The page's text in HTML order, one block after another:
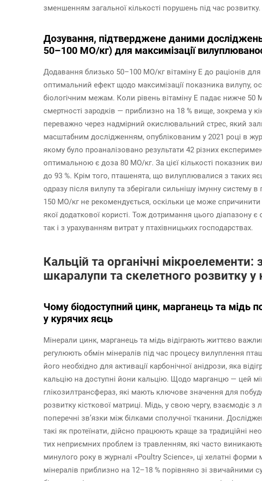
зменшенням загальної кількості порушень під час розвитку.
Дозування, підтверджене даними
50–100 МО/кг) для максимізації
Додавання близько 50–100 МО/кг вітаміну Е до раціонів
оптимальний ефект щодо максимізації показника вилупу,
біологічним межам. Коли рівень вітаміну Е падає нижче 50
смертності зародків — приблизно на 18 % вище, зокрема у
переважно через надмірний окислювальний стрес, який
масштабним дослідженням, опублікованим у 2021 році в
якому було проаналізовано результати 42 різних
оптимальною є доза 80 МО/кг. За цієї кількості показник
до 93 %. Крім того, пташенята, що вилуплювалися з таких
одразу після вилупу та зберігали сильнішу імунну
150 МО/кг не рекомендується, оскільки це може
якої додаткової користі. Тож дотримання цього діапазону є
так і з урахуванням витрат у птахівницьких господарствах.
Кальцій та органічні мікроелементи:
шкаралупи та скелетного розвитку у
Чому біодоступний цинк, марганець та мідь
у курячих яєць
Мінерали цинк, марганець та мідь відіграють життєво
регулюють обмін мінералів під час процесу вилуплення
його необхідно для активації карбонічної анідрози, яка
кальцію на доступні йони кальцію. Щодо марганцю — цей
глікозилтрансфераз, які мають ключове значення для
розвитку кісткової матриці. Мідь, у свою чергу, взаємодіє
поперечні зв’язки між білками сполучної тканини.
такі як протеїнати, дійсно працюють краще за традиційні
тих неприємних проблем із травленням, які часто
минулого року в журналі «Poultry Science», ці хелатні
мінералів приблизно на 12–18 % порівняно зі